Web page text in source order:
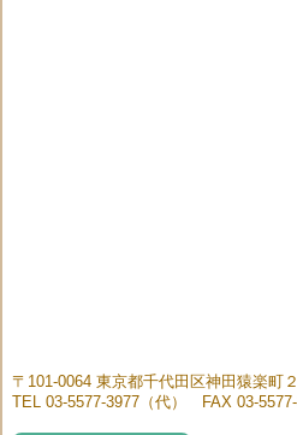
〒101-0064 東京都千代田区神田猿楽町
TEL 03-5577-3977（代） FAX 03-